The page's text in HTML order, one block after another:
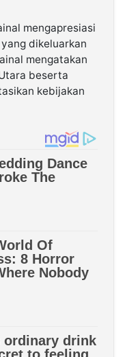
mengapresiasi
dikeluarkan
mengatakan
beserta
kebijakan